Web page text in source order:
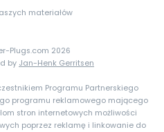
materiałów
Plugs.com 2026
by Jan-Henk Gerritsen
Programu Partnerskiego
programu reklamowego mającego
stron internetowych możliwości
poprzez reklamę i linkowanie do